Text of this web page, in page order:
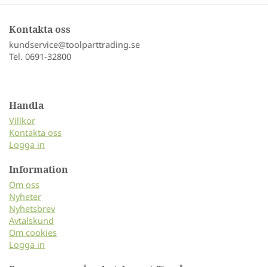
Kontakta oss
kundservice@toolparttrading.se
Tel. 0691-32800
Handla
Villkor
Kontakta oss
Logga in
Information
Om oss
Nyheter
Nyhetsbrev
Avtalskund
Om cookies
Logga in